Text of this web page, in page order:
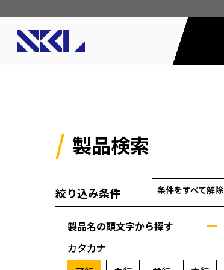
製品検索
絞り込み条件 条件をすべて解除
製品名の頭文字から探す
カタカナ